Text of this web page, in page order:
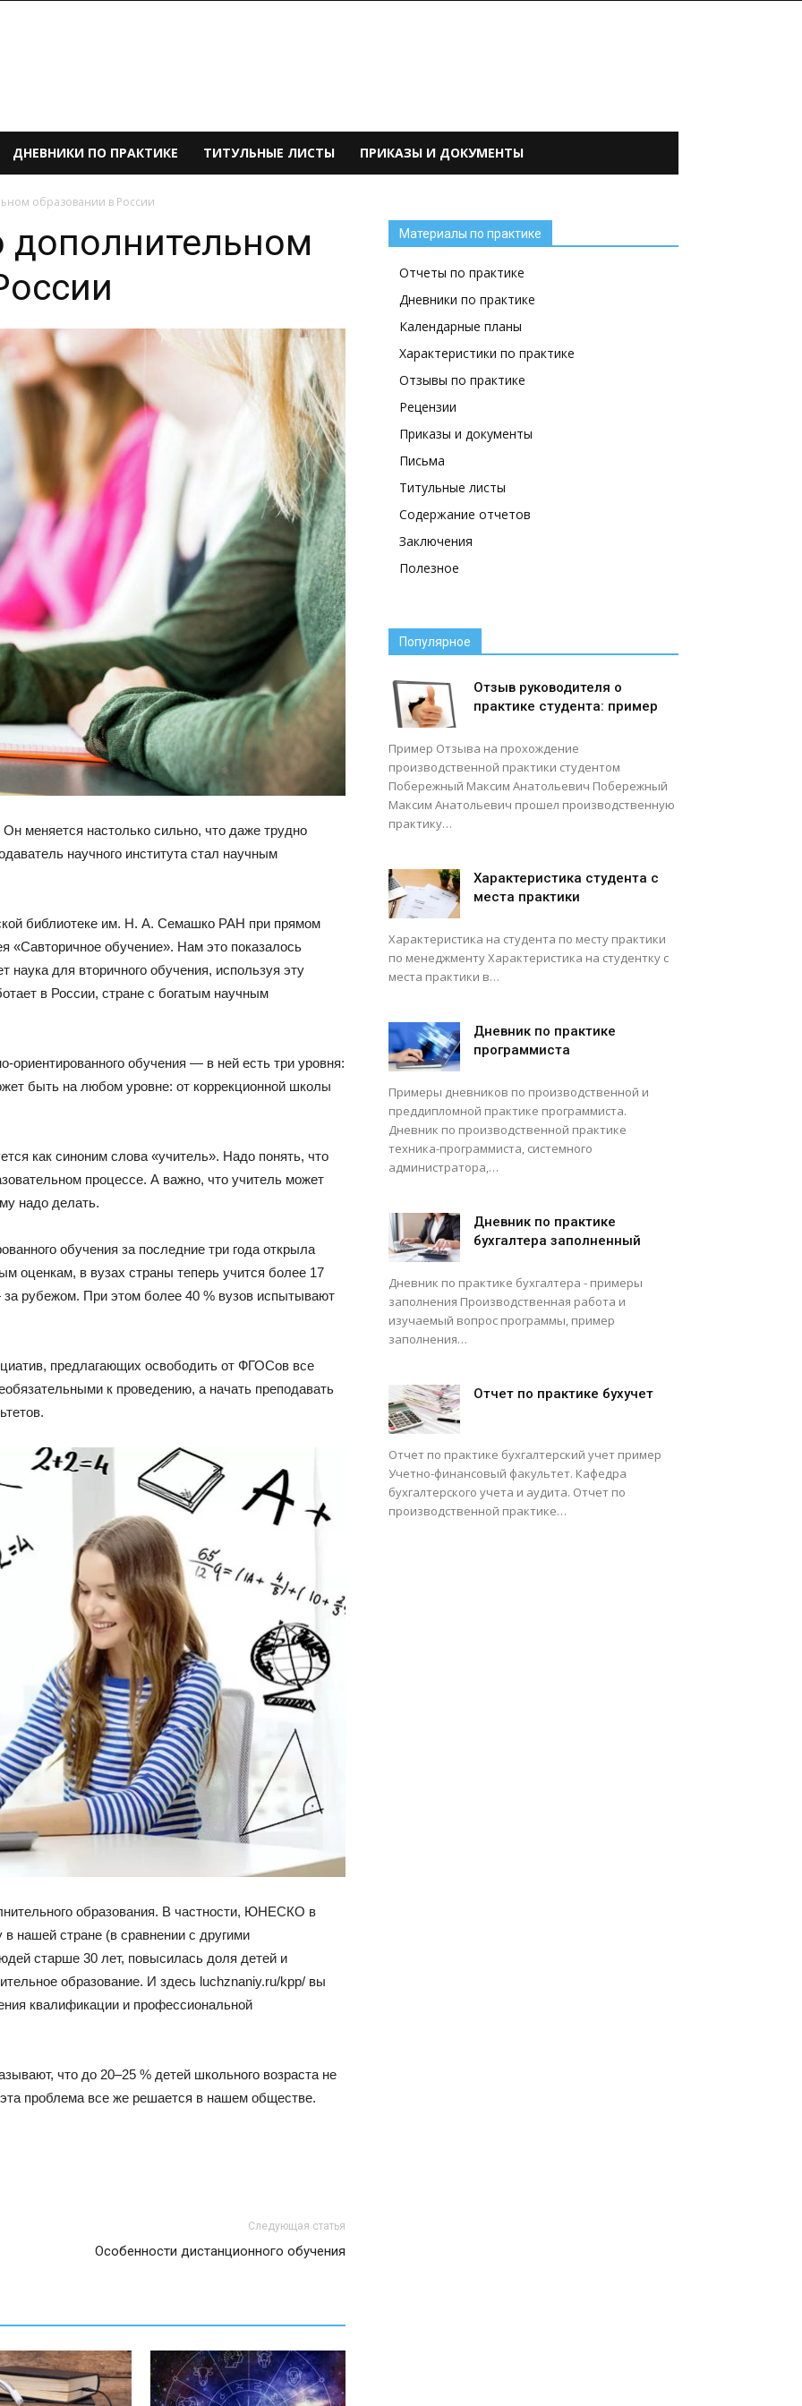
ДНЕВНИКИ ПО ПРАКТИКЕ ТИТУЛЬНЫЕ ЛИСТЫ ПРИКАЗЫ И ДОКУМЕНТЫ
образовании в России
дополнительном
меняется настолько сильно, что даже трудно
научного института стал научным
библиотеке им. Н. А. Семашко РАН при прямом
«Caвторичное обучение». Нам это показалось
для вторичного обучения, используя эту
в России, стране с богатым научным
ориентированного обучения — в ней есть три уровня:
быть на любом уровне: от коррекционной школы
как синоним слова «учитель». Надо понять, что
процессе. А важно, что учитель может
надо делать.
обучения за последние три года открыла
оценкам, в вузах страны теперь учится более 17
рубежом. При этом более 40 % вузов испытывают
предлагающих освободить от ФГОСов все
к проведению, а начать преподавать
образования. В частности, ЮНЕСКО в
в нашей стране (в сравнении с другими
старше 30 лет, повысилась доля детей и
образование. И здесь luchznaniy.ru/kpp/ вы
квалификации и профессиональной
что до 20–25 % детей школьного возраста не
проблема все же решается в нашем обществе.
Следующая статья
Особенности дистанционного обучения
Материалы по практике
Отчеты по практике
Дневники по практике
Календарные планы
Характеристики по практике
Отзывы по практике
Рецензии
Приказы и документы
Письма
Титульные листы
Содержание отчетов
Заключения
Полезное
Популярное
Отзыв руководителя о
практике студента: пример
Пример Отзыва на прохождение
производственной практики студентом
Побережный Максим Анатольевич Побережный
Максим Анатольевич прошел производственную
практику…
Характеристика студента с
места практики
Характеристика на студента по месту практики
по менеджменту Характеристика на студентку с
места практики в…
Дневник по практике
программиста
Примеры дневников по производственной и
преддипломной практике программиста.
Дневник по производственной практике
техника-программиста, системного
администратора,…
Дневник по практике
бухгалтера заполненный
Дневник по практике бухгалтера - примеры
заполнения Производственная работа и
изучаемый вопрос программы, пример
заполнения…
Отчет по практике бухучет
Отчет по практике бухгалтерский учет пример
Учетно-финансовый факультет. Кафедра
бухгалтерского учета и аудита. Отчет по
производственной практике…